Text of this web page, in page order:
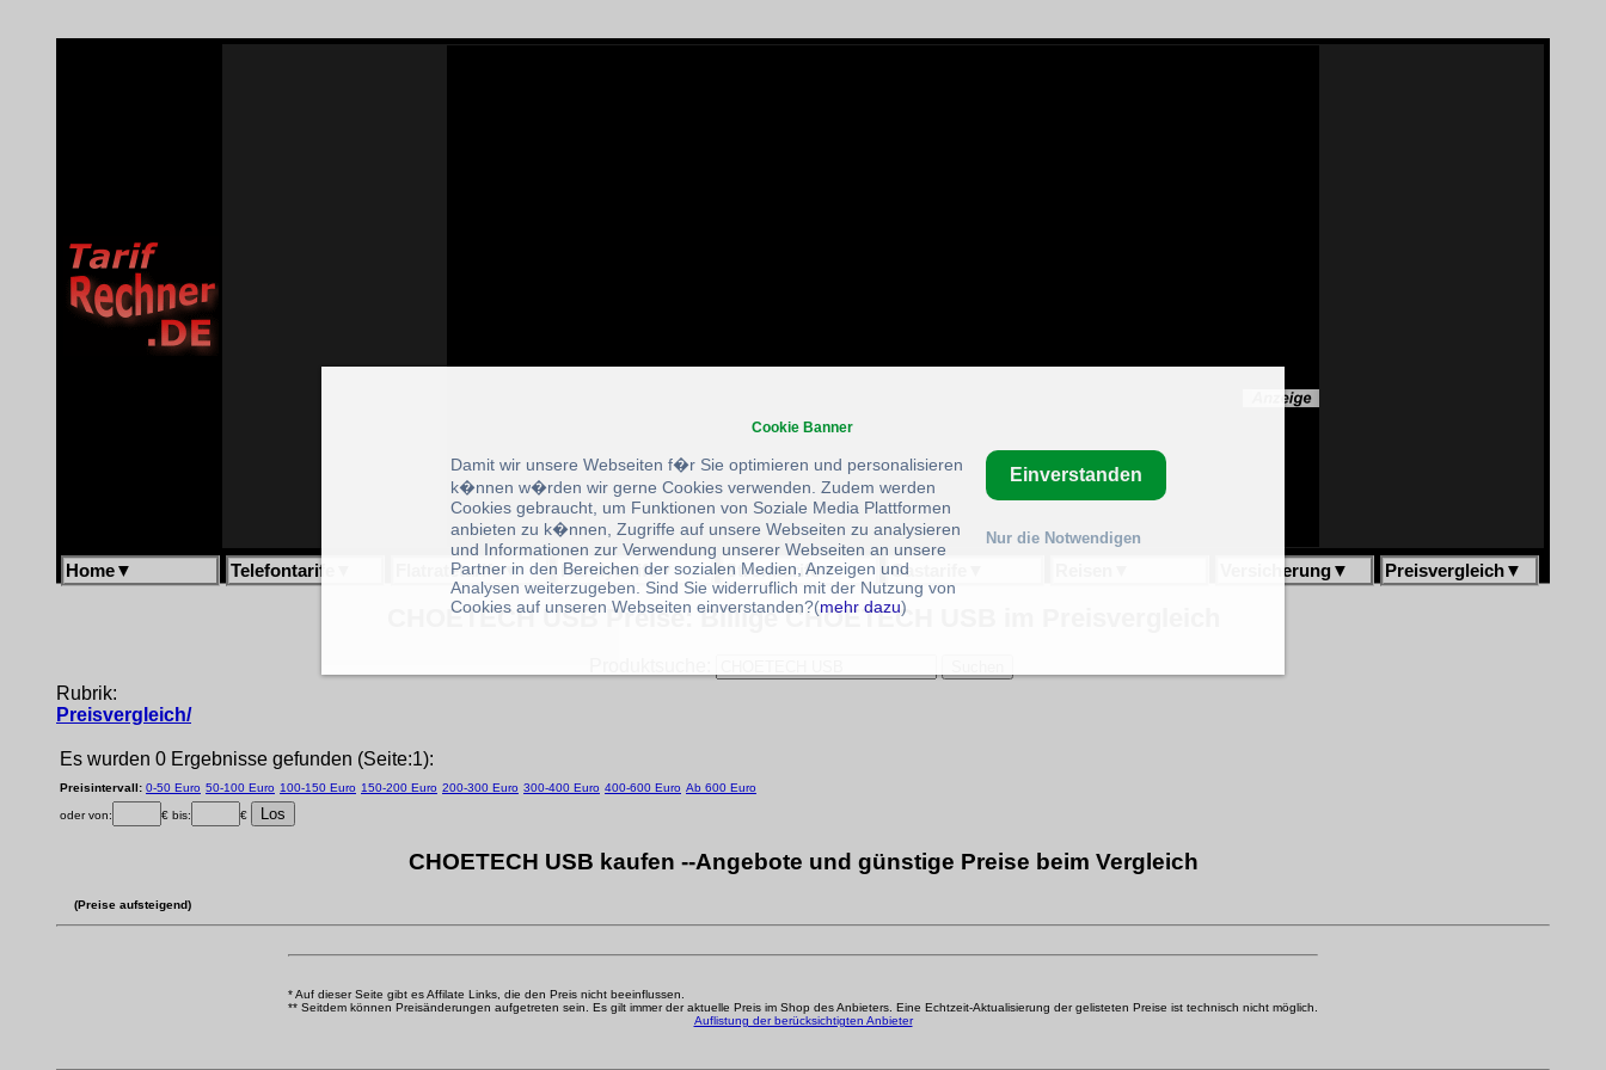
Home▼ Telefontarife Flatratetarife▼ Handytarife▼ Stromtarife▼ Gastarife Versicherung▼ Preisvergleich▼
CHOETECH USB Preise: Billige CHOETECH USB im Preisvergleich
Rubrik:
Preisvergleich/
Es wurden 0 Ergebnisse gefunden (Seite:1):
Preisintervall: 0-50 Euro 50-100 Euro 100-150 Euro 150-200 Euro 200-300 Euro 300-400 Euro 400-600 Euro Ab 600 Euro
oder von: € bis: €
CHOETECH USB kaufen --Angebote und günstige Preise beim Vergleich
(Preise aufsteigend)
* Auf dieser Seite gibt es Affilate Links, die den Preis nicht beeinflussen.
** Seitdem können Preisänderungen aufgetreten sein. Es gilt immer der aktuelle Preis im Shop des Anbieters. Eine Echtzeit-Aktualisierung der gelisteten Preise ist technisch nicht möglich.
Auflistung der berücksichtigten Anbieter
Cookie Banner
Damit wir unsere Webseiten f�r Sie optimieren und personalisieren
k�nnen w�rden wir gerne Cookies verwenden. Zudem werden
Cookies gebraucht, um Funktionen von Soziale Media Plattformen
anbieten zu k�nnen, Zugriffe auf unsere Webseiten zu analysieren
und Informationen zur Verwendung unserer Webseiten an unsere
Partner in den Bereichen der sozialen Medien, Anzeigen und
Analysen weiterzugeben. Sind Sie widerruflich mit der Nutzung von
Cookies auf unseren Webseiten einverstanden?(mehr dazu)
Einverstanden
Nur die Notwendigen